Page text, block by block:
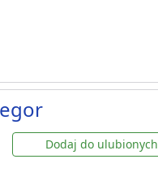
Dodaj do ulubionych